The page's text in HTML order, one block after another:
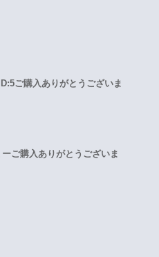
ご購入ありがとうございま
ーご購入ありがとうございま